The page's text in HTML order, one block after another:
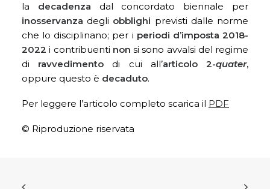
la decadenza dal concordato biennale per
inosservanza degli obblighi previsti dalle norme
che lo disciplinano; per i periodi d’imposta 2018-
2022 i contribuenti non si sono avvalsi del regime
di ravvedimento di cui all’articolo 2-quater,
oppure questo è decaduto.
Per leggere l’articolo completo scarica il PDF
© Riproduzione riservata